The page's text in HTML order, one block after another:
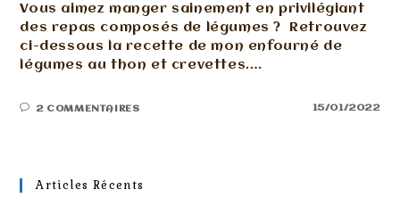
Vous aimez manger sainement en privilégiant
des repas composés de légumes ? Retrouvez
ci-dessous la recette de mon enfourné de
légumes au thon et crevettes.…
2 COMMENTAIRES 15/01/2022
Articles Récents